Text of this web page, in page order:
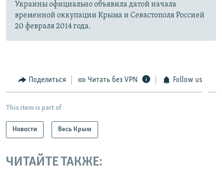
Украины официально объявила датой начала
временной оккупации Крыма и Севастополя Россией
20 февраля 2014 года.
Поделиться Читать без VPN Follow us
This item is part of
Новости Весь Крым
ЧИТАЙТЕ ТАКЖЕ: